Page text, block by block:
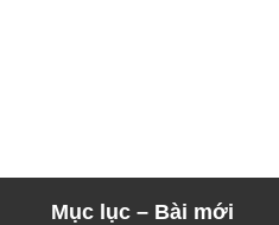
Mục lục – Bài mới